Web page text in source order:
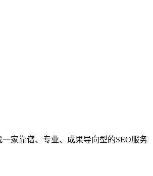
家靠谱、专业、成果导向型的SEO服务